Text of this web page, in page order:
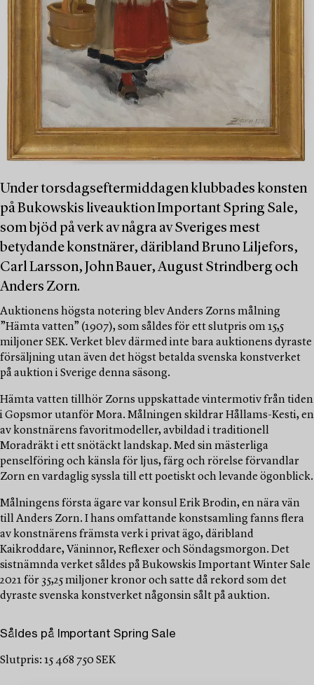
Under torsdagseftermiddagen klubbades konsten
på Bukowskis liveauktion Important Spring Sale,
som bjöd på verk av några av Sveriges mest
betydande konstnärer, däribland Bruno Liljefors,
Carl Larsson, John Bauer, August Strindberg och
Anders Zorn.
Auktionens högsta notering blev Anders Zorns målning
”Hämta vatten” (1907), som såldes för ett slutpris om 15,5
miljoner SEK. Verket blev därmed inte bara auktionens dyraste
försäljning utan även det högst betalda svenska konstverket
på auktion i Sverige denna säsong.
Hämta vatten tillhör Zorns uppskattade vintermotiv från tiden
i Gopsmor utanför Mora. Målningen skildrar Hållams-Kesti, en
av konstnärens favoritmodeller, avbildad i traditionell
Moradräkt i ett snötäckt landskap. Med sin mästerliga
penselföring och känsla för ljus, färg och rörelse förvandlar
Zorn en vardaglig syssla till ett poetiskt och levande ögonblick.
Målningens första ägare var konsul Erik Brodin, en nära vän
till Anders Zorn. I hans omfattande konstsamling fanns flera
av konstnärens främsta verk i privat ägo, däribland
Kaikroddare, Väninnor, Reflexer och Söndagsmorgon. Det
sistnämnda verket såldes på Bukowskis Important Winter Sale
2021 för 35,25 miljoner kronor och satte då rekord som det
dyraste svenska konstverket någonsin sålt på auktion.
Såldes på Important Spring Sale
Slutpris: 15 468 750 SEK